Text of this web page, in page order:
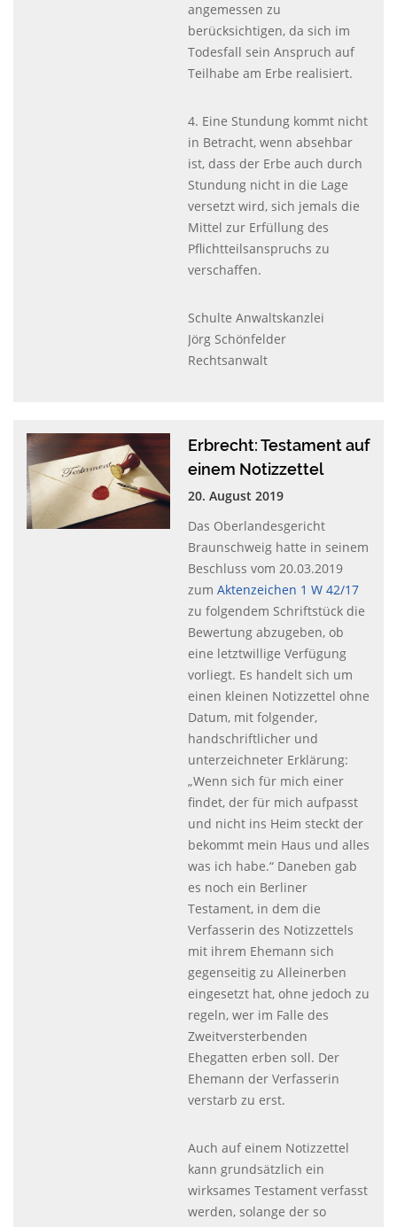
angemessen zu
berücksichtigen, da sich im
Todesfall sein Anspruch auf
Teilhabe am Erbe realisiert.
4. Eine Stundung kommt nicht
in Betracht, wenn absehbar
ist, dass der Erbe auch durch
Stundung nicht in die Lage
versetzt wird, sich jemals die
Mittel zur Erfüllung des
Pflichtteilsanspruchs zu
verschaffen.
Schulte Anwaltskanzlei
Jörg Schönfelder
Rechtsanwalt
Erbrecht: Testament auf
einem Notizzettel
20. August 2019
Das Oberlandesgericht
Braunschweig hatte in seinem
Beschluss vom 20.03.2019
zum Aktenzeichen 1 W 42/17
zu folgendem Schriftstück die
Bewertung abzugeben, ob
eine letztwillige Verfügung
vorliegt. Es handelt sich um
einen kleinen Notizzettel ohne
Datum, mit folgender,
handschriftlicher und
unterzeichneter Erklärung:
„Wenn sich für mich einer
findet, der für mich aufpasst
und nicht ins Heim steckt der
bekommt mein Haus und alles
was ich habe.“ Daneben gab
es noch ein Berliner
Testament, in dem die
Verfasserin des Notizzettels
mit ihrem Ehemann sich
gegenseitig zu Alleinerben
eingesetzt hat, ohne jedoch zu
regeln, wer im Falle des
Zweitversterbenden
Ehegatten erben soll. Der
Ehemann der Verfasserin
verstarb zu erst.
Auch auf einem Notizzettel
kann grundsätzlich ein
wirksames Testament verfasst
werden, solange der so